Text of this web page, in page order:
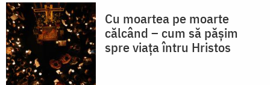
Cu moartea pe moarte
călcând – cum să pășim
spre viața întru Hristos